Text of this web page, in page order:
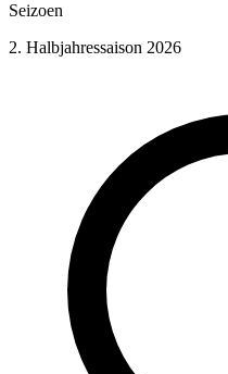
Seizoen
2. Halbjahressaison 2026